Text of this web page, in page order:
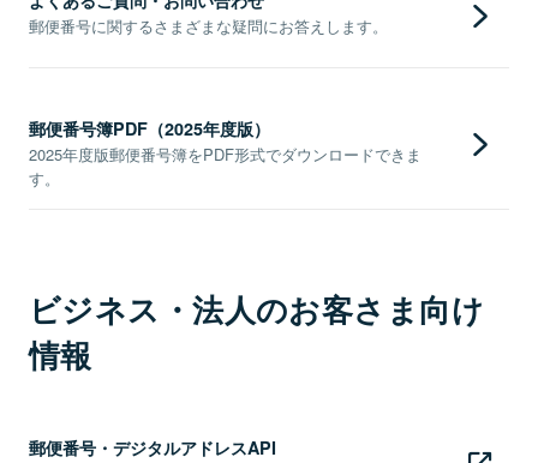
郵便番号に関するさまざまな疑問にお答えします。
郵便番号簿PDF（2025年度版）
2025年度版郵便番号簿をPDF形式でダウンロードできま
す。
ビジネス・法人のお客さま向け
情報
郵便番号・デジタルアドレスAPI